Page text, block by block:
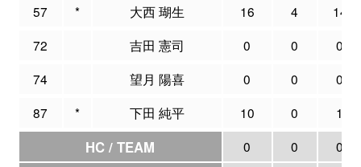
57
* 大西 瑚生 16 4
14
72
吉田 憲司 0 0
0
74
望月 陽喜 0 0
0
87
* 下田 純平 10 0 1
HC / TEAM 0 0 0